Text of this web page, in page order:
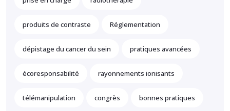
produits de contraste Réglementation
dépistage du cancer du sein pratiques avancées
écoresponsabilité rayonnements ionisants
télémanipulation congrès bonnes pratiques